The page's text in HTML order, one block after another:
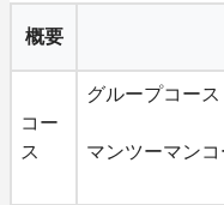
概要
コー
ス
グループコース
マンツーマンコ